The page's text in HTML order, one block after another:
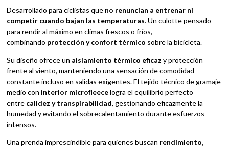
Desarrollado para ciclistas que no renuncian a entrenar ni
competir cuando bajan las temperaturas. Un culotte pensado
para rendir al máximo en climas frescos o fríos,
combinando protección y confort térmico sobre la bicicleta.
Su diseño ofrece un aislamiento térmico eficaz y protección
frente al viento, manteniendo una sensación de comodidad
constante incluso en salidas exigentes. El tejido técnico de gramaje
medio con interior microfleecelogra el equilibrio perfecto
entre calidez y transpirabilidad, gestionando eficazmente la
humedad y evitando el sobrecalentamiento durante esfuerzos
intensos.
Una prenda imprescindible para quienes buscan rendimiento,